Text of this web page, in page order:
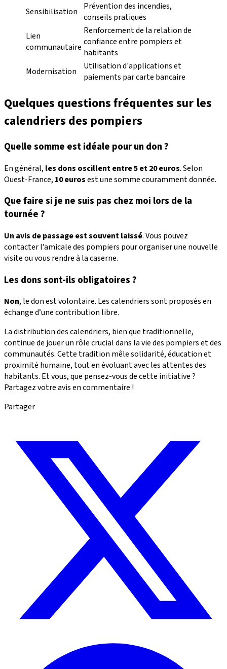
Sensibilisation
Prévention des incendies,
conseils pratiques
Lien
communautaire
Renforcement de la relation de
confiance entre pompiers et
habitants
Modernisation
Utilisation d'applications et
paiements par carte bancaire
Quelques questions fréquentes sur les
calendriers des pompiers
Quelle somme est idéale pour un don ?
En général, les dons oscillent entre 5 et 20 euros. Selon
Ouest-France, 10 eurosest une somme couramment donnée.
Que faire si je ne suis pas chez moi lors de la
tournée ?
Un avis de passage est souvent laissé. Vous pouvez
contacter l’amicale des pompiers pour organiser une nouvelle
visite ou vous rendre à la caserne.
Les dons sont-ils obligatoires ?
Non, le don est volontaire. Les calendriers sont proposés en
échange d’une contribution libre.
La distribution des calendriers, bien que traditionnelle,
continue de jouer un rôle crucial dans la vie des pompiers et des
communautés. Cette tradition mêle solidarité, éducation et
proximité humaine, tout en évoluant avec les attentes des
habitants. Et vous, que pensez-vous de cette initiative ?
Partagez votre avis en commentaire !
Partager